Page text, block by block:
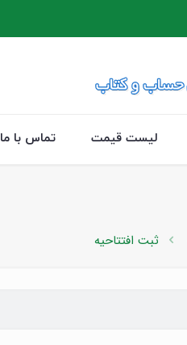
لیست قیمت تماس با ما
ثبت افتتاحیه